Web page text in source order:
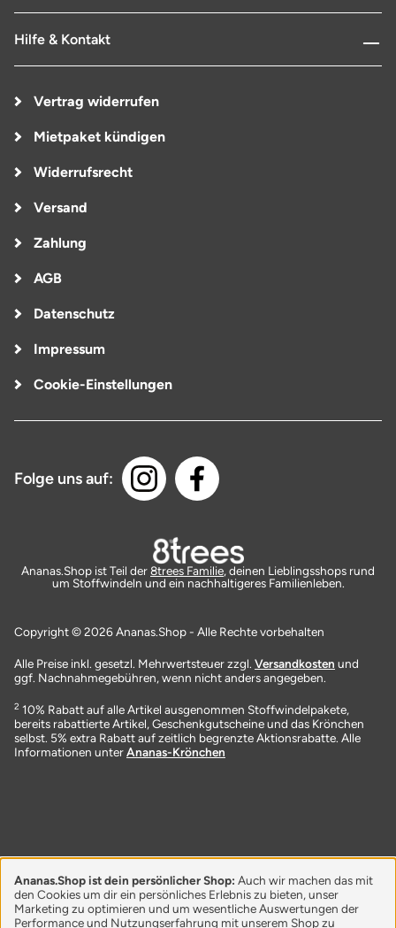
Hilfe & Kontakt
Vertrag widerrufen
Mietpaket kündigen
Widerrufsrecht
Versand
Zahlung
AGB
Datenschutz
Impressum
Cookie-Einstellungen
Folge uns auf:
Ananas.Shop ist Teil der8trees Familie, deinen Lieblingsshops rund
um Stoffwindeln und ein nachhaltigeres Familienleben.
Copyright © 2026 Ananas.Shop - Alle Rechte vorbehalten
Alle Preise inkl. gesetzl. Mehrwertsteuer zzgl. Versandkosten und
ggf. Nachnahmegebühren, wenn nicht anders angegeben.
2 10% Rabatt auf alle Artikel ausgenommen Stoffwindelpakete,
bereits rabattierte Artikel, Geschenkgutscheine und das Krönchen
selbst. 5% extra Rabatt auf zeitlich begrenzte Aktionsrabatte. Alle
Informationen unterAnanas-Krönchen
Ananas.Shop ist dein persönlicher Shop: Auch wir machen das mit
den Cookies um dir ein persönliches Erlebnis zu bieten, unser
Marketing zu optimieren und um wesentliche Auswertungen der
Performance und Nutzungserfahrung mit unserem Shop zu